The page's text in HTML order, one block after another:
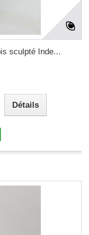
sculpté Inde...
Détails